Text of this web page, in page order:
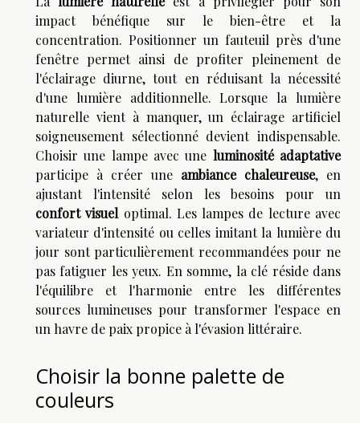
impact bénéfique sur le bien-être et la
concentration. Positionner un fauteuil près d'une
fenêtre permet ainsi de profiter pleinement de
l'éclairage diurne, tout en réduisant la nécessité
d'une lumière additionnelle. Lorsque la lumière
naturelle vient à manquer, un éclairage artificiel
soigneusement sélectionné devient indispensable.
Choisir une lampe avec une luminosité adaptative
participe à créer une ambiance chaleureuse, en
ajustant l'intensité selon les besoins pour un
confort visuel optimal. Les lampes de lecture avec
variateur d'intensité ou celles imitant la lumière du
jour sont particulièrement recommandées pour ne
pas fatiguer les yeux. En somme, la clé réside dans
l'équilibre et l'harmonie entre les différentes
sources lumineuses pour transformer l'espace en
un havre de paix propice à l'évasion littéraire.
Choisir la bonne palette de
couleurs